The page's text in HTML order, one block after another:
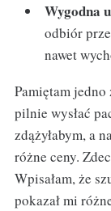
Wygodna
odbiór
nawet
Pamiętam
pilnie wysłać
zdążyłabym, a
różne ceny.
Wpisałam, że
pokazał mi